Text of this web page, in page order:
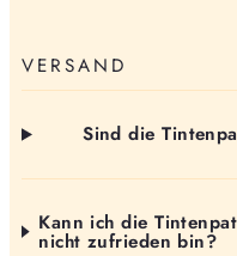
VERSAND
Sind die
Kann ich die
nicht zufrieden bin?